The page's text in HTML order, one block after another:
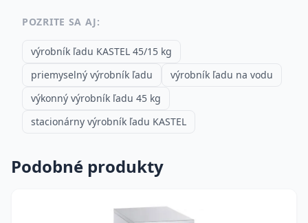
POZRITE SA AJ:
výrobník ľadu KASTEL 45/15 kg
priemyselný výrobník ľadu
výrobník ľadu na vodu
výkonný výrobník ľadu 45 kg
stacionárny výrobník ľadu KASTEL
Podobné produkty